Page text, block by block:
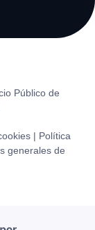
Público de
| Política
generales de